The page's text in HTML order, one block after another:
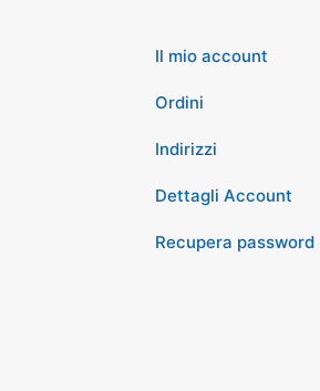
Il mio account
Ordini
Indirizzi
Dettagli Account
Recupera password